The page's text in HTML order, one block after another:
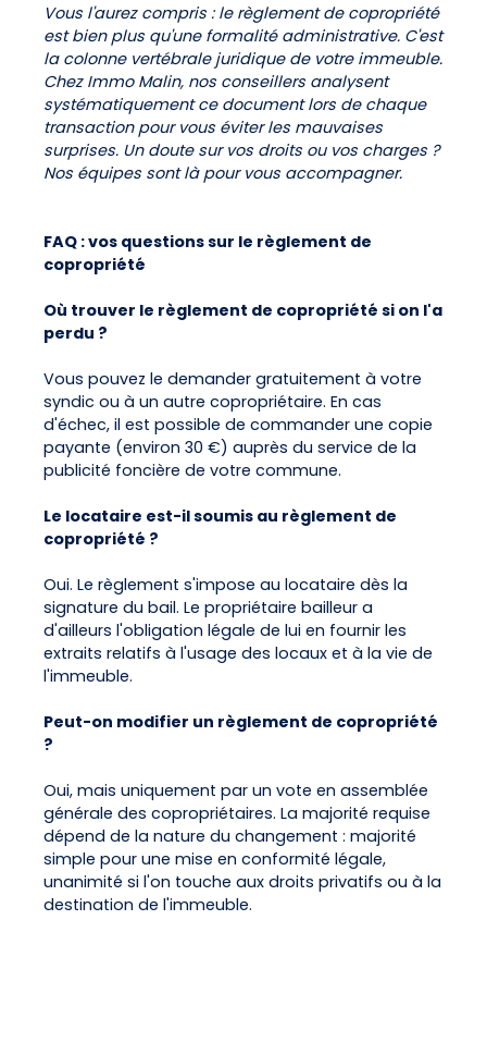
Vous l'aurez compris : le règlement de copropriété
est bien plus qu'une formalité administrative. C'est
la colonne vertébrale juridique de votre immeuble.
Chez Immo Malin, nos conseillers analysent
systématiquement ce document lors de chaque
transaction pour vous éviter les mauvaises
surprises. Un doute sur vos droits ou vos charges ?
Nos équipes sont là pour vous accompagner.
FAQ : vos questions sur le règlement de
copropriété
Où trouver le règlement de copropriété si on l'a
perdu ?
Vous pouvez le demander gratuitement à votre
syndic ou à un autre copropriétaire. En cas
d'échec, il est possible de commander une copie
payante (environ 30 €) auprès du service de la
publicité foncière de votre commune.
Le locataire est-il soumis au règlement de
copropriété ?
Oui. Le règlement s'impose au locataire dès la
signature du bail. Le propriétaire bailleur a
d'ailleurs l'obligation légale de lui en fournir les
extraits relatifs à l'usage des locaux et à la vie de
l'immeuble.
Peut-on modifier un règlement de copropriété
?
Oui, mais uniquement par un vote en assemblée
générale des copropriétaires. La majorité requise
dépend de la nature du changement : majorité
simple pour une mise en conformité légale,
unanimité si l'on touche aux droits privatifs ou à la
destination de l'immeuble.